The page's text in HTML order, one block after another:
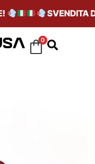
SVENDITA DI
0